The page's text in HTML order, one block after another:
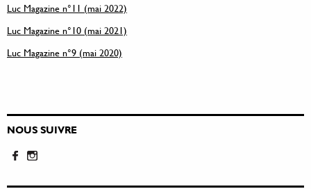
Luc Magazine n°11 (mai 2022)
Luc Magazine n°10 (mai 2021)
Luc Magazine n°9 (mai 2020)
NOUS SUIVRE